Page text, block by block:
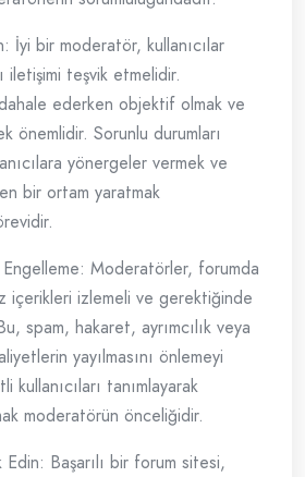
İyi bir moderatör, kullanıcılar
iletişimi teşvik etmelidir.
ederken objektif olmak ve
önemlidir. Sorunlu durumları
yönergeler vermek ve
bir ortam yaratmak
Moderatörler, forumda
içerikleri izlemeli ve gerektiğinde
spam, hakaret, ayrımcılık veya
yayılmasını önlemeyi
kullanıcıları tanımlayarak
moderatörün önceliğidir.
Edin: Başarılı bir forum sitesi,